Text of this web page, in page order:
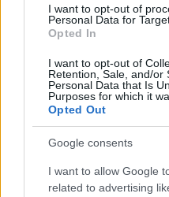
I want to opt-out of
Personal Data for
Opted In
I want to opt-out of
Retention, Sale, and/or
Personal Data that Is
Purposes for which it
Opted Out
Google consents
I want to allow Google
related to advertising
ΟΣΑ
ΤΟ ΠΑΡΟΝ